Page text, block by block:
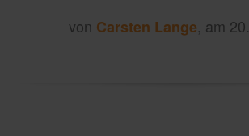
von Carsten Lange, am